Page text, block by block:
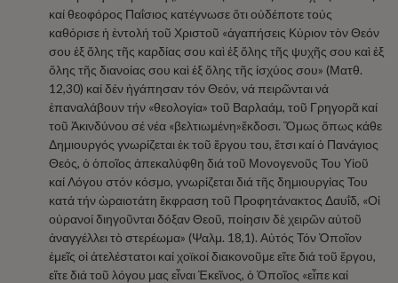
καί θεοφόρος Παΐσιος κατέγνωσε ὅτι οὐδέποτε τούς
καθόρισε ἡ ἐντολή τοῦ Χριστοῦ «ἀγαπήσεις Κύριον τὸν Θεόν
σου ἐξ ὅλης τῆς καρδίας σου καὶ ἐξ ὅλης τῆς ψυχῆς σου καὶ ἐξ
ὅλης τῆς διανοίας σου καὶ ἐξ ὅλης τῆς ἰσχύος σου» (Ματθ.
12,30) καί δέν ἠγάπησαν τόν Θεόν, νά πειρῶνται νά
ἐπαναλάβουν τήν «θεολογία» τοῦ Βαρλαάμ, τοῦ Γρηγορᾶ καί
τοῦ Ἀκινδύνου σέ νέα «βελτιωμένη»ἔκδοσι. Ὅμως ὅπως κάθε
Δημιουργός γνωρίζεται ἐκ τοῦ ἔργου του, ἔτσι καί ὁ Πανάγιος
Θεός, ὁ ὁποῖος ἀπεκαλύφθη διά τοῦ Μονογενοῦς Του Υἱοῦ
καί Λόγου στόν κόσμο, γνωρίζεται διά τῆς δημιουργίας Του
κατά τήν ὡραιοτάτη ἔκφραση τοῦ Προφητάνακτος Δαυΐδ, «Οἱ
οὐρανοί διηγοῦνται δόξαν Θεοῦ, ποίησιν δὲ χειρῶν αὐτοῦ
ἀναγγέλλει τὸ στερέωμα» (Ψαλμ. 18,1). Αὐτός Τόν Ὁποῖον
ἐμεῖς οἱ ἀτελέστατοι καί χοϊκοί διακονοῦμε εἴτε διά τοῦ ἔργου,
εἴτε διά τοῦ λόγου μας εἶναι Ἐκεῖνος, ὁ Ὁποῖος «εἶπε καί